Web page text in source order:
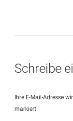
Schreibe
Ihre E-Mail-Adresse
markiert.